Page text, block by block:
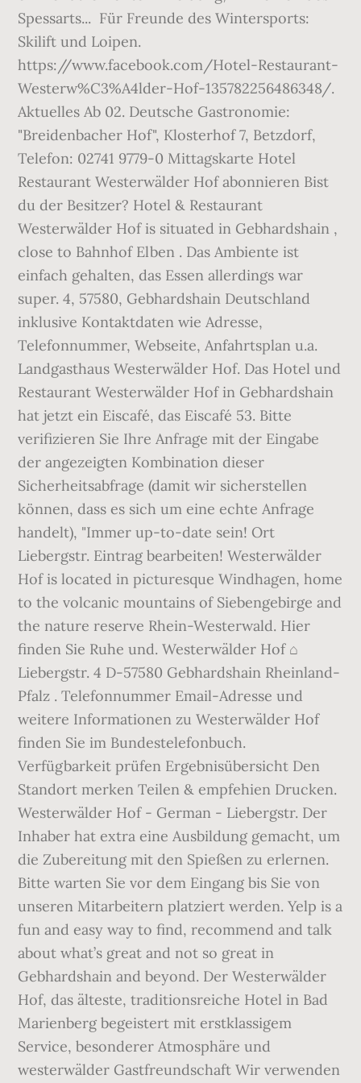
Spessarts... Für Freunde des Wintersports:
Skilift und Loipen.
https://www.facebook.com/Hotel-Restaurant-
Westerw%C3%A4lder-Hof-135782256486348/.
Aktuelles Ab 02. Deutsche Gastronomie:
"Breidenbacher Hof", Klosterhof 7, Betzdorf,
Telefon: 02741 9779-0 Mittagskarte Hotel
Restaurant Westerwälder Hof abonnieren Bist
du der Besitzer? Hotel & Restaurant
Westerwälder Hof is situated in Gebhardshain ,
close to Bahnhof Elben . Das Ambiente ist
einfach gehalten, das Essen allerdings war
super. 4, 57580, Gebhardshain Deutschland
inklusive Kontaktdaten wie Adresse,
Telefonnummer, Webseite, Anfahrtsplan u.a.
Landgasthaus Westerwälder Hof. Das Hotel und
Restaurant Westerwälder Hof in Gebhardshain
hat jetzt ein Eiscafé, das Eiscafé 53. Bitte
verifizieren Sie Ihre Anfrage mit der Eingabe
der angezeigten Kombination dieser
Sicherheitsabfrage (damit wir sicherstellen
können, dass es sich um eine echte Anfrage
handelt), "Immer up-to-date sein! Ort
Liebergstr. Eintrag bearbeiten! Westerwälder
Hof is located in picturesque Windhagen, home
to the volcanic mountains of Siebengebirge and
the nature reserve Rhein-Westerwald. Hier
finden Sie Ruhe und. Westerwälder Hof ⌂
Liebergstr. 4 D-57580 Gebhardshain Rheinland-
Pfalz . Telefonnummer Email-Adresse und
weitere Informationen zu Westerwälder Hof
finden Sie im Bundestelefonbuch.
Verfügbarkeit prüfen Ergebnisübersicht Den
Standort merken Teilen & empfehien Drucken.
Westerwälder Hof - German - Liebergstr. Der
Inhaber hat extra eine Ausbildung gemacht, um
die Zubereitung mit den Spießen zu erlernen.
Bitte warten Sie vor dem Eingang bis Sie von
unseren Mitarbeitern platziert werden. Yelp is a
fun and easy way to find, recommend and talk
about what’s great and not so great in
Gebhardshain and beyond. Der Westerwälder
Hof, das älteste, traditionsreiche Hotel in Bad
Marienberg begeistert mit erstklassigem
Service, besonderer Atmosphäre und
westerwälder Gastfreundschaft Wir verwenden